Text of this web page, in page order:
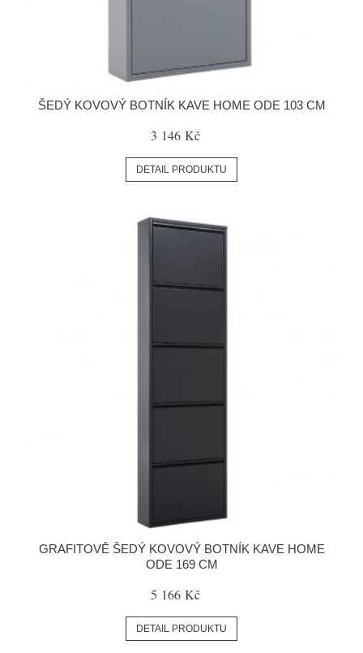
ŠEDÝ KOVOVÝ BOTNÍK KAVE HOME ODE 103 CM
3 146 Kč
DETAIL PRODUKTU
GRAFITOVĚ ŠEDÝ KOVOVÝ BOTNÍK KAVE HOME
ODE 169 CM
5 166 Kč
DETAIL PRODUKTU